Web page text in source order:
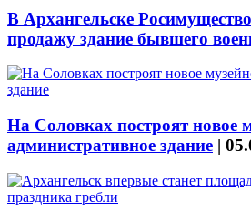
В Архангельске
продажу здание бывшего
На Соловках построят новое
административное здание |